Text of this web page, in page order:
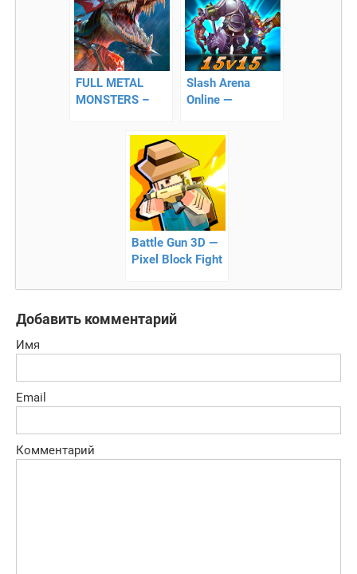
FULL METAL
MONSTERS –
апокалиптический
Slash Arena
Online —
битвы на арене
Battle Gun 3D —
Pixel Block Fight
онлайн
Добавить комментарий
Имя
Email
Комментарий